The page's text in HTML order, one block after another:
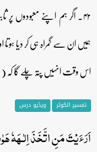
۴۲۔ اگر ہم اپنے
ہمیں ان سے گمراہ ہی کر دیا
اس وقت انہیں پتہ چلے گا
تفسیر الکوثر ویڈیو درس
اَرَءَیۡتَ مَنِ اتَّخَذَ اِلٰـہَہٗ